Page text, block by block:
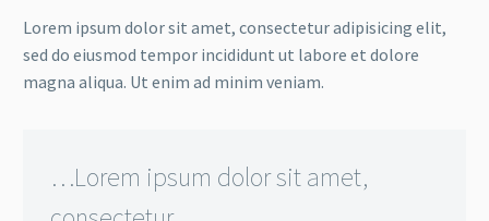
Lorem ipsum dolor sit amet, consectetur adipisicing elit,
sed do eiusmod tempor incididunt ut labore et dolore
magna aliqua. Ut enim ad minim veniam.
…Lorem ipsum dolor sit amet,